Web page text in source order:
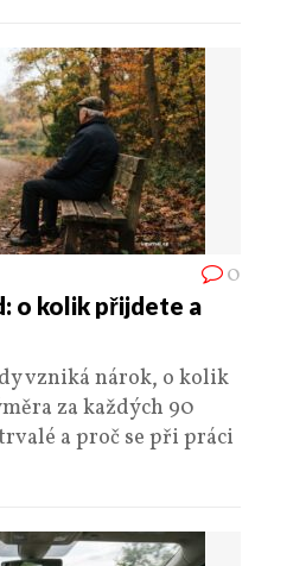
0
o kolik přijdete a
vzniká nárok, o kolik
za každých 90
a proč se při práci